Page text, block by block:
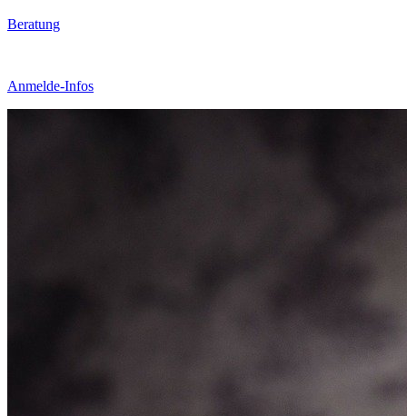
Beratung
Anmelde-Infos